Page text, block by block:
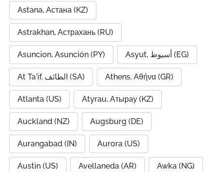
Astana, Астана (KZ)
Astrakhan, Астрахань (RU)
Asuncion, Asunción (PY) Asyut, أسيوط (EG)
At Ta'if, الطائف (SA) Athens, Αθήνα (GR)
Atlanta (US) Atyrau, Атырау (KZ)
Auckland (NZ) Augsburg (DE)
Aurangabad (IN) Aurora (US)
Austin (US) Avellaneda (AR) Awka (NG)